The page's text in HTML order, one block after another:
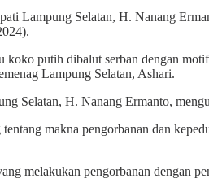
Lampung Selatan, H. Nanang
koko putih dibalut serban dengan
Lampung Selatan, Ashari.
Selatan, H. Nanang Ermanto,
makna pengorbanan dan
melakukan pengorbanan dengan